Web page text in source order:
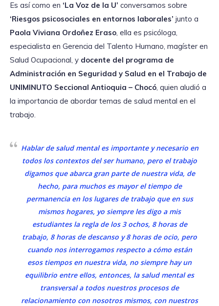
Es así como en ‘La Voz de la U’ conversamos sobre
‘Riesgos psicosociales en entornos laborales’ junto a
Paola Viviana Ordoñez Eraso, ella es psicóloga,
especialista en Gerencia del Talento Humano, magíster en
Salud Ocupacional, y docente del programa de
Administración en Seguridad y Salud en el Trabajo de
UNIMINUTO Seccional Antioquia – Chocó, quien aludió a
la importancia de abordar temas de salud mental en el
trabajo.
Hablar de salud mental es importante y necesario en
todos los contextos del ser humano, pero el trabajo
digamos que abarca gran parte de nuestra vida, de
hecho, para muchos es mayor el tiempo de
permanencia en los lugares de trabajo que en sus
mismos hogares, yo siempre les digo a mis
estudiantes la regla de los 3 ochos, 8 horas de
trabajo, 8 horas de descanso y 8 horas de ocio, pero
cuando nos interrogamos respecto a cómo están
esos tiempos en nuestra vida, no siempre hay un
equilibrio entre ellos, entonces, la salud mental es
transversal a todos nuestros procesos de
relacionamiento con nosotros mismos, con nuestros